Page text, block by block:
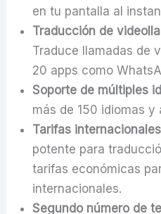
en tu pantalla al
Traducción de
Traduce llamadas de
20 apps como
Soporte de múltiples
más de 150 idiomas y
Tarifas
potente para
tarifas económicas
internacionales.
Segundo número de